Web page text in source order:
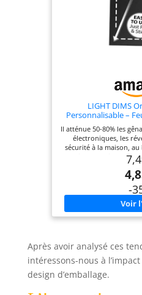
LIGHT DIMS
Personnalisable –
Lumière Pour Réveils,
Encore. Elle Atténue
Taille Moyenne En
Il atténue 50-80% les
électroniques, les
sécurité à la maison,
contient 1 feuille noire
que vous pouvez
écrans tactiles. Ils ne
lorsque vous les
décoller et
-
Après avoir analysé ces
intéressons-nous à
design d’emballage.